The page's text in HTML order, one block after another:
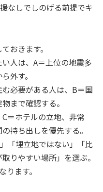
なしでしのげる前提でキ
おきます。
人は、A＝上位の地震多
外す。
必要がある人は、B＝国
まで確認する。
＝ホテルの立地、非常
持ち出しを優先する。
「埋立地ではない」「比
りやすい場所」を選ぶ。
ます。